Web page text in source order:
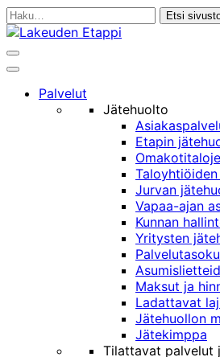
Siirry
sisältöön
Haku:
Haku
Päävalikko
Palvelut
Jätehuolto
Etapin
Jurvan
Vapaa-ajan
Kunnan
Yritysten
Maksut ja
Ladattavat
Jätehuollon
Jätekimppa
Tilattavat palvelut